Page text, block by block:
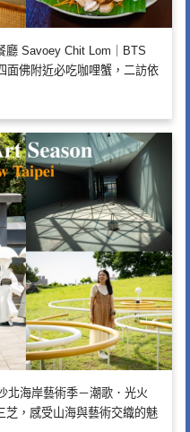
廳 Savoey Chit Lom｜BTS
面佛附近必吃咖哩蟹，二訪依
北海岸藝術季－潮歌．光火
芝，感受山海與藝術交織的魅